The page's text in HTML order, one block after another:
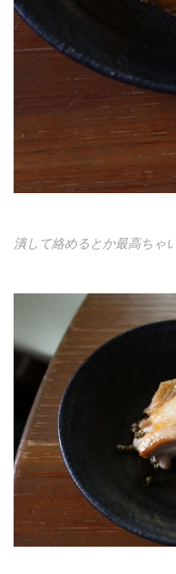
潰して絡めるとか最高ちゃ